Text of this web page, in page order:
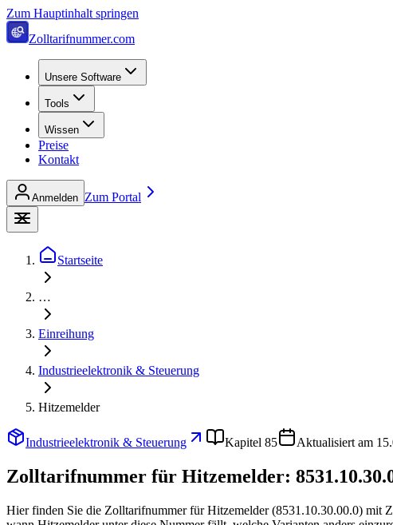
Zum Hauptinhalt springen
Zolltarifnummer.com
Unsere Software
Tools
Wissen
Preise
Kontakt
Anmelden Zum Portal
Startseite
…
Einreihung
Industrieelektronik & Steuerung
Hitzemelder
Industrieelektronik & Steuerung Kapitel 85 Aktualisiert am
Zolltarifnummer für Hitzemelder:
Hier finden Sie die Zolltarifnummer für Hitzemelder (8531.10.30.00.0) mit